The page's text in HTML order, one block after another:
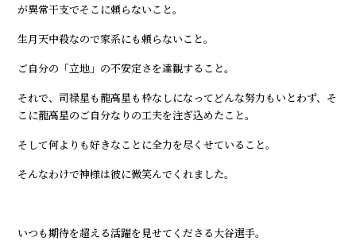
が異常干支でそこに頼らないこと。
生月天中殺なので家系にも頼らないこと。
ご自分の「立地」の不安定さを達観すること。
それで、司禄星も龍高星も枠なしになってどんな努力もいとわず、そ
こに龍高星のご自分なりの工夫を注ぎ込めたこと。
そして何よりも好きなことに全力を尽くせていること。
そんなわけで神様は彼に微笑んでくれました。
いつも期待を超える活躍を見せてくださる大谷選手。